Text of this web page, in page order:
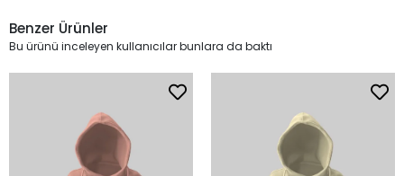
Benzer Ürünler
Bu ürünü inceleyen kullanıcılar bunlara da baktı